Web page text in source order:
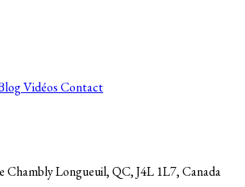
VidéosContact
Chambly Longueuil, QC, J4L 1L7, Canada